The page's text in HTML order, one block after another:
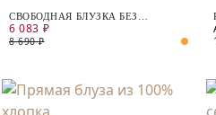
СВОБОДНАЯ БЛУЗКА БЕЗ
ПУГОВИЦ
6 083 ₽
8 690 ₽